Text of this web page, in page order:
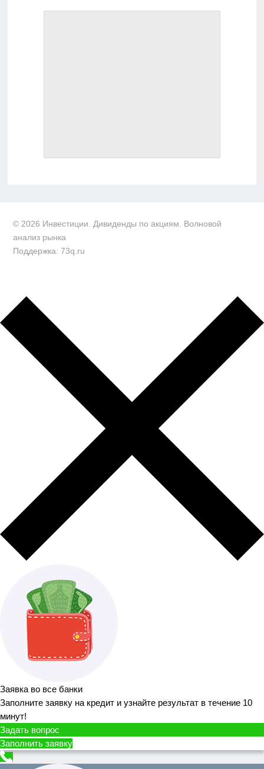
© 2026 Инвестиции. Дивиденды по акциям. Волновой
анализ рынка
Поддержка: 73q.ru
Заявка во все банки
Заполните заявку на кредит и узнайте результат в течение 10
минут!
Задать вопрос
Заполнить заявку